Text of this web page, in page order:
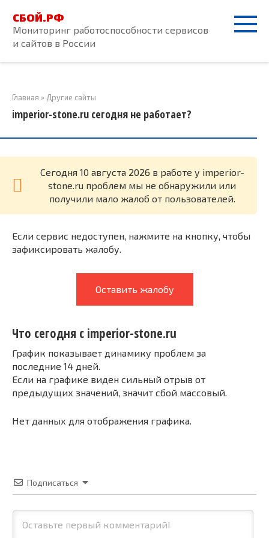
контенту
СБОЙ.РФ
Мониторинг работоспособности сервисов
и сайтов в России
Главная » Другие сайты
imperior-stone.ru сегодня не работает?
Cегодня 10 августа 2026 в работе у imperior-
stone.ru проблем мы не обнаружили или
получили мало жалоб от пользователей.
Если сервис недоступен, нажмите на кнопку, чтобы
зафиксировать жалобу.
Оставить жалобу
Что сегодня с imperior-stone.ru
График показывает динамику проблем за
последние 14 дней.
Если на графике виден сильный отрыв от
предыдущих значений, значит сбой массовый.
Нет данных для отображения графика.
Подписаться